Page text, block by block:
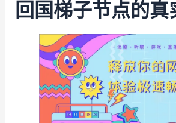
回国梯子节点 的真